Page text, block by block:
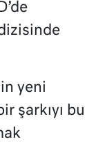
yeni
şarkıyı bu